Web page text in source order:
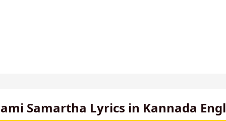
Samartha Lyrics in Kannada